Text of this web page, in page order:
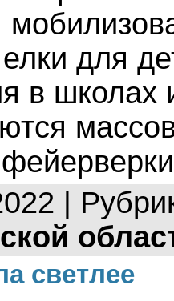
для
в школах
|
светлее